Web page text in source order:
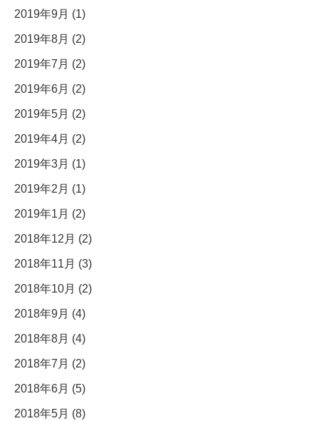
2019年9月 (1)
2019年8月 (2)
2019年7月 (2)
2019年6月 (2)
2019年5月 (2)
2019年4月 (2)
2019年3月 (1)
2019年2月 (1)
2019年1月 (2)
2018年12月 (2)
2018年11月 (3)
2018年10月 (2)
2018年9月 (4)
2018年8月 (4)
2018年7月 (2)
2018年6月 (5)
2018年5月 (8)